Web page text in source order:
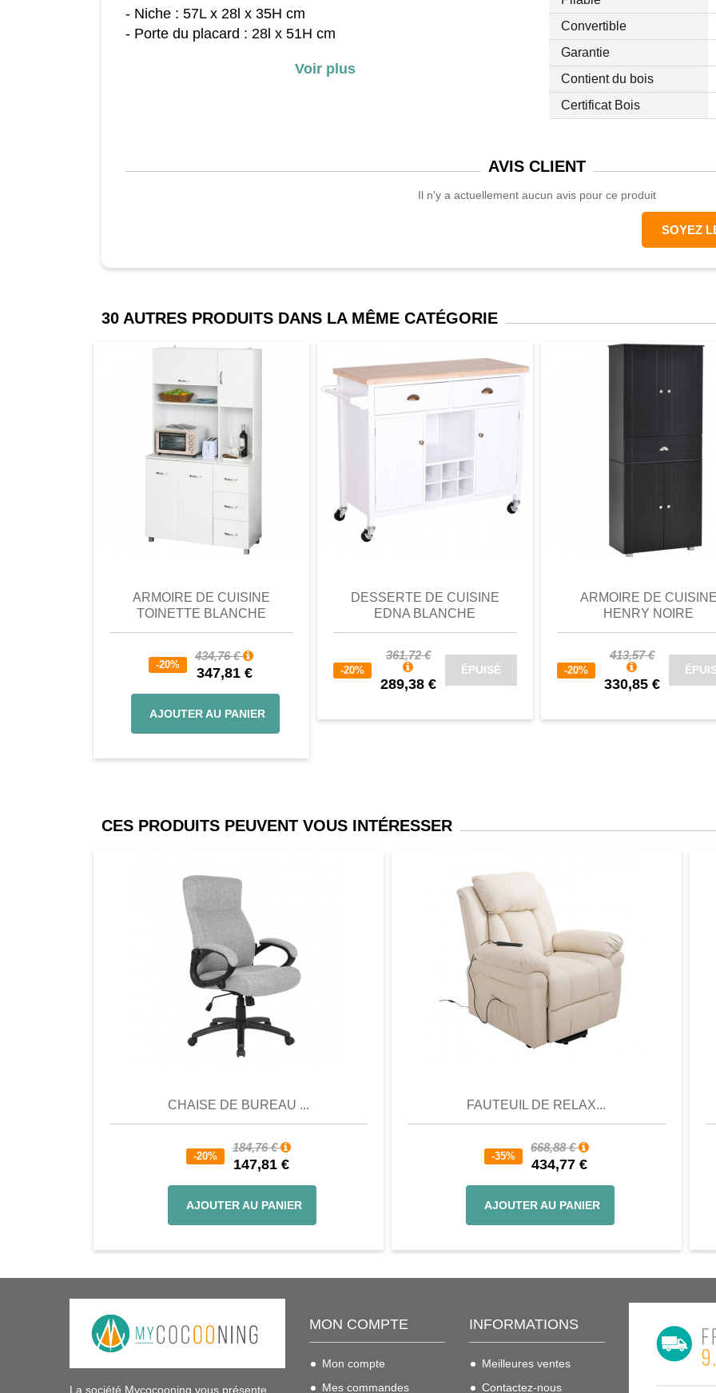
- Niche : 57L x 28l x 35H cm
- Porte du placard : 28l x 51H cm
Voir plus
Convertible
Garantie
Contient du bois
Certificat Bois
AVISCLIENT
Il n'y a actuellement aucun avis pour ce produit
SOYEZ
30 AUTRES PRODUITS DANS LA MÊME CATÉGORIE
aperçu
ARMOIRE DE CUISINE
TOINETTE BLANCHE
-20%
434,76 €
347,81 €
AJOUTER AU PANIER
Favori comparer
DESSERTE DE CUISINE
EDNA BLANCHE
-20%
361,72 €
289,38 €
ÉPUISÉ
ARMOIRE DE CUISINE
HENRY NOIRE
-20%
413,57 €
330,85 €
Favori
CES PRODUITS PEUVENT VOUS INTÉRESSER
CHAISE DE BUREAU ...
-20%
184,76 €
147,81 €
AJOUTER AU PANIER
Favori
FAUTEUIL DE RELAX...
-35%
668,88 €
434,77 €
AJOUTER AU PANIER
Favori
La société Mycocooning vous présente
MON COMPTE
Mon compte
Mes commandes
INFORMATIONS
Meilleures ventes
Contactez-nous